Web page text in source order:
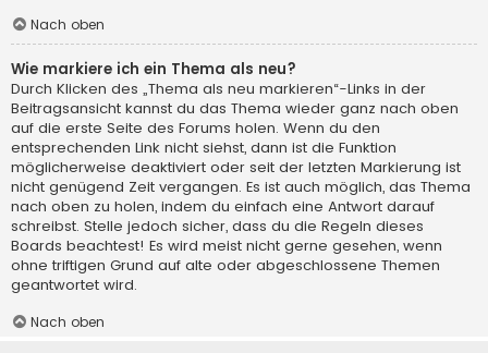
Nach oben
Wie markiere ich ein Thema als neu?
Durch Klicken des „Thema als neu markieren“-Links in der
Beitragsansicht kannst du das Thema wieder ganz nach oben
auf die erste Seite des Forums holen. Wenn du den
entsprechenden Link nicht siehst, dann ist die Funktion
möglicherweise deaktiviert oder seit der letzten Markierung ist
nicht genügend Zeit vergangen. Es ist auch möglich, das Thema
nach oben zu holen, indem du einfach eine Antwort darauf
schreibst. Stelle jedoch sicher, dass du die Regeln dieses
Boards beachtest! Es wird meist nicht gerne gesehen, wenn
ohne triftigen Grund auf alte oder abgeschlossene Themen
geantwortet wird.
Nach oben